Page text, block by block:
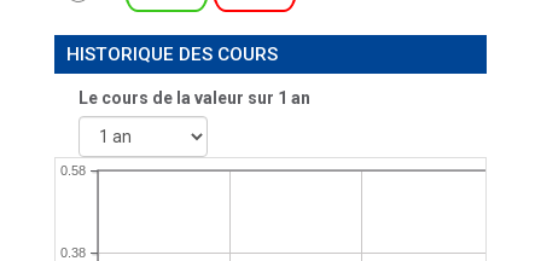
HISTORIQUE DES COURS
Le cours de la valeur sur 1 an
0.38
0.58